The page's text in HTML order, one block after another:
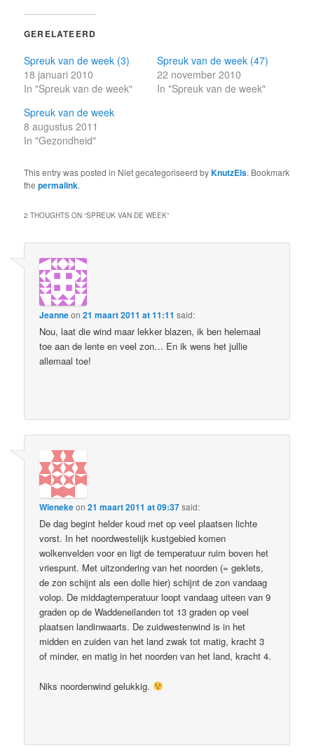
GERELATEERD
Spreuk van de week (3)
18 januari 2010
In "Spreuk van de week"
Spreuk van de week (47)
22 november 2010
In "Spreuk van de week"
Spreuk van de week
8 augustus 2011
In "Gezondheid"
This entry was posted in Niet gecategoriseerd byKnutzEls. Bookmark
thepermalink.
2 THOUGHTS ON “SPREUK VAN DE WEEK”
Jeanneon21 maart 2011 at 11:11 said:
Nou, laat die wind maar lekker blazen, ik ben helemaal
toe aan de lente en veel zon… En ik wens het jullie
allemaal toe!
Wienekeon21 maart 2011 at 09:37said:
De dag begint helder koud met op veel plaatsen lichte
vorst. In het noordwestelijk kustgebied komen
wolkenvelden voor en ligt de temperatuur ruim boven het
vriespunt. Met uitzondering van het noorden (= geklets,
de zon schijnt als een dolle hier) schijnt de zon vandaag
volop. De middagtemperatuur loopt vandaag uiteen van 9
graden op de Waddeneilanden tot 13 graden op veel
plaatsen landinwaarts. De zuidwestenwind is in het
midden en zuiden van het land zwak tot matig, kracht 3
of minder, en matig in het noorden van het land, kracht 4.
Niks noordenwind gelukkig.